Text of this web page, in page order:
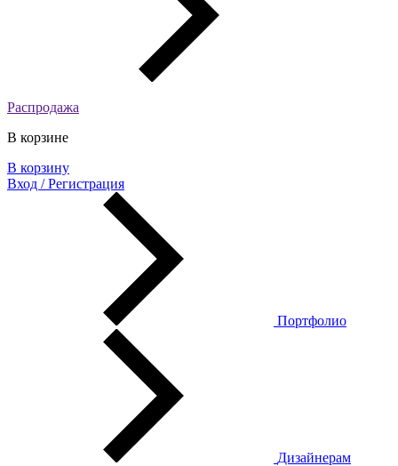
Распродажа
В корзине
В корзину
Вход / Регистрация
Портфолио
Дизайнерам